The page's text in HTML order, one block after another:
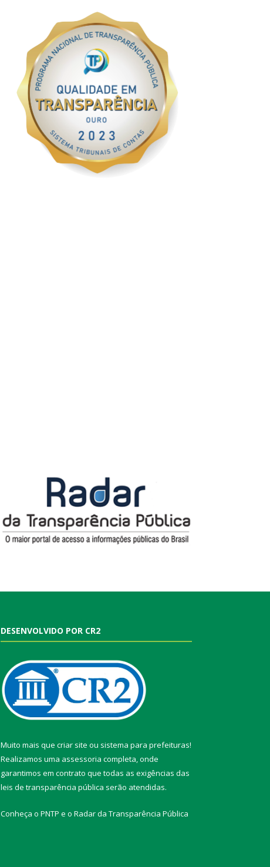
DESENVOLVIDO POR CR2
Muito mais que criar site ou sistema para prefeituras!
Realizamos uma assessoria completa, onde
garantimos em contrato que todas as exigências das
leis de transparência pública serão atendidas.
Conheça o PNTP e o Radar da Transparência Pública